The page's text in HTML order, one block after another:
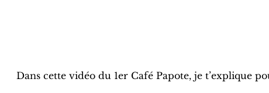
Dans cette vidéo du 1er Café Papote, je t’explique